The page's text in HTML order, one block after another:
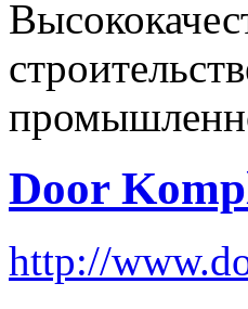
Door
http://